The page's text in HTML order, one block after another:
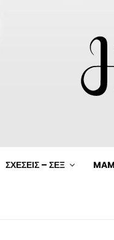
ΣΧΕΣΕΙΣ – ΣΕΞ